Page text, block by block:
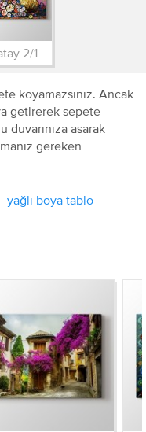
2/1
koyamazsınız. Ancak
getirerek sepete
duvarınıza asarak
gereken
yağlı boya tablo